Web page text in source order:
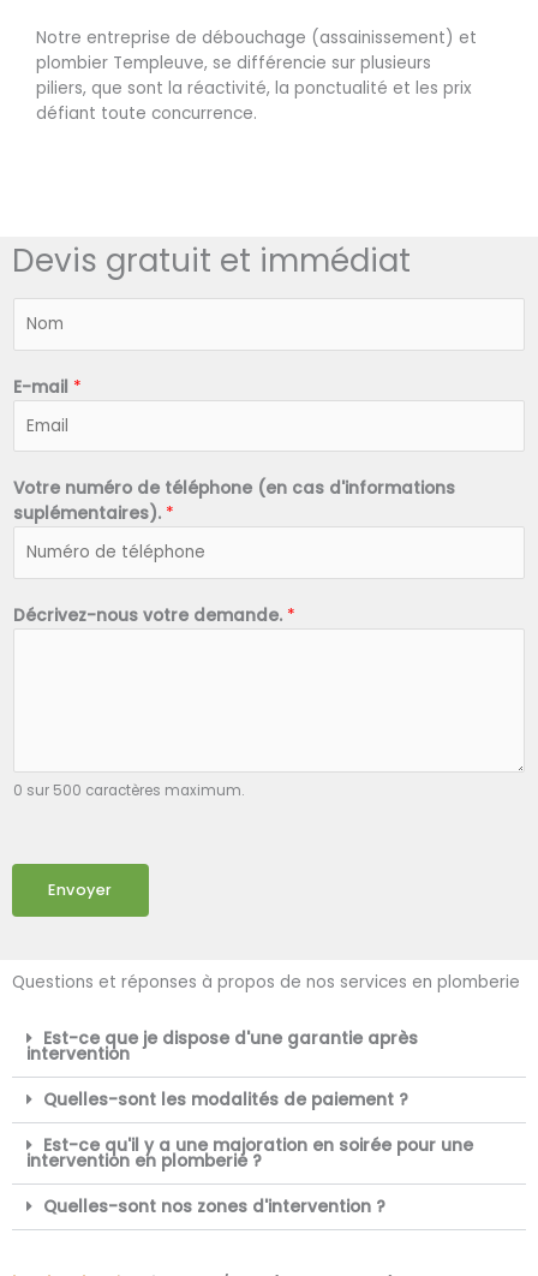
Notre entreprise de débouchage (assainissement) et
plombier Templeuve, se différencie sur plusieurs
piliers, que sont la réactivité, la ponctualité et les prix
défiant toute concurrence.
Devis gratuit et immédiat
*
E-mail *
Votre numéro de téléphone (en cas d'informations
suplémentaires). *
Décrivez-nous votre demande. *
0 sur 500 caractères maximum.
Envoyer
Questions et réponses à propos de nos services en plomberie
Est-ce que je dispose d'une garantie après
intervention
Quelles-sont les modalités de paiement ?
Est-ce qu'il y a une majoration en soirée pour une
intervention en plomberie ?
Quelles-sont nos zones d'intervention ?